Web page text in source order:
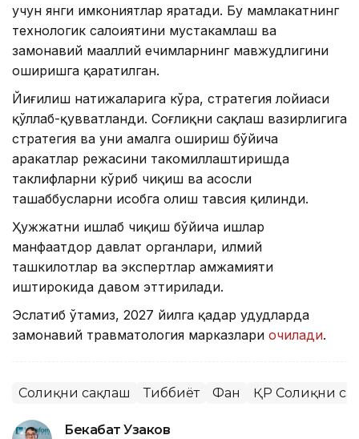
учун янги имкониятлар яратади. Бу мамлакатнинг
технологик салоҳиятини мустаҳкамлаш ва
замонавий маҳаллий ечимларнинг мавжудлигини
оширишга қаратилган.
Йиғилиш натижаларига кўра, стратегия лойиҳаси
қўллаб-қувватланди. Соғлиқни сақлаш вазирлигига
стратегия ва уни амалга ошириш бўйича
ҳаракатлар режасини такомиллаштиришда
таклифларни кўриб чиқиш ва асосли
ташаббусларни ҳисобга олиш тавсия қилинди.
Ҳужжатни ишлаб чиқиш бўйича ишлар
манфаатдор давлат органлари, илмий
ташкилотлар ва экспертлар ҳамжамияти
иштирокида давом эттирилади.
Эслатиб ўтамиз, 2027 йилга қадар ҳудудларда
замонавий травматология марказлари очилади.
Соғлиқни сақлаш Тиббиёт Фан ҚР Соғлиқни
Бекабат Узаков